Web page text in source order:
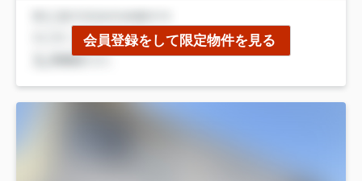
会員登録をして限定物件を見る